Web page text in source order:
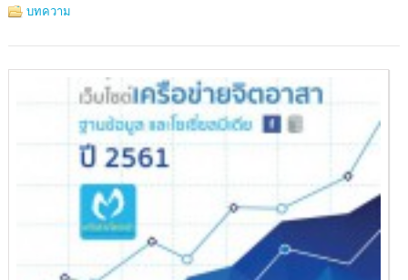
บทความ